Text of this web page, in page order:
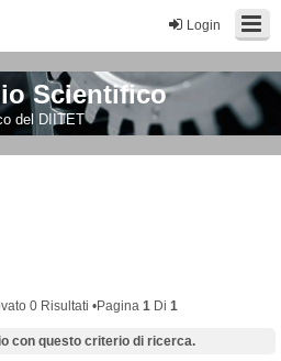
Login
Scientifico
del DIITET
0 Risultati •Pagina 1 Di 1
con questo criterio di ricerca.